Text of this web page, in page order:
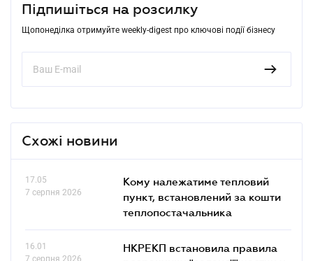
Підпишіться на розсилку
Щопонеділка отримуйте weekly-digest про ключові події бізнесу
Схожі новини
17.05
7 серпня 2026
Кому належатиме тепловий
пункт, встановлений за кошти
теплопостачальника
16.01
7 серпня 2026
НКРЕКП встановила правила